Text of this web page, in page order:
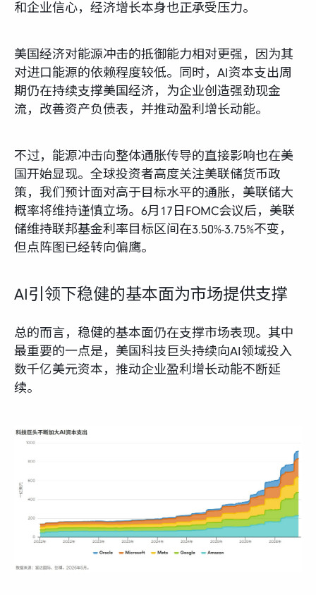
和企业信心，经济增长本身也正承受压力。
美国经济对能源冲击的抵御能力相对更强，因为其
对进口能源的依赖程度较低。同时，AI资本支出周
期仍在持续支撑美国经济，为企业创造强劲现金
流，改善资产负债表，并推动盈利增长动能。
不过，能源冲击向整体通胀传导的直接影响也在美
国开始显现。全球投资者高度关注美联储货币政
策，我们预计面对高于目标水平的通胀，美联储大
概率将维持谨慎立场。6月17日FOMC会议后，美联
储维持联邦基金利率目标区间在3.50%-3.75%不变，
但点阵图已经转向偏鹰。
AI引领下稳健的基本面为市场提供支撑
总的而言，稳健的基本面仍在支撑市场表现。其中
最重要的一点是，美国科技巨头持续向AI领域投入
数千亿美元资本，推动企业盈利增长动能不断延
续。